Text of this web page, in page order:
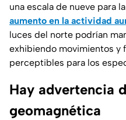
una escala de nueve para
aumento en la actividad
luces del norte podrían
exhibiendo movimientos y
perceptibles para los
Hay advertencia
geomagnética